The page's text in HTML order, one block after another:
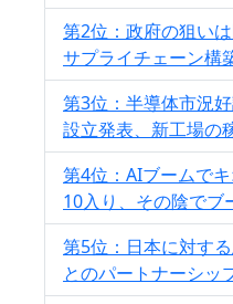
第2位：政府の狙い
サプライチェーン構
第3位：半導体市況
設立発表、新工場の
第4位：AIブームで
10入り、その陰でブ
第5位：日本に対す
とのパートナーシッ